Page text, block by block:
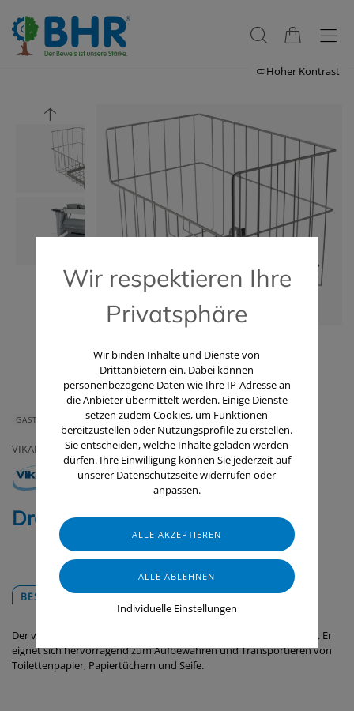
Hoher Kontrast
GASTRONOMIE & HOTELLERIE GERÄTE & ZUBEHÖR
VIKAN
Drahtkorb für Aufbewahrung
BESCHREIBUNG DOWNLOADS
Der vielseitige Drahtkorb bietet Platz für zusätzliche Gegenstände. Er
eignet sich hervorragend zum Aufbewahren und Transportieren von
Toilettenpapier, Papiertüchern und Seife.
Wir respektieren Ihre
Privatsphäre
Wir binden Inhalte und Dienste von
Drittanbietern ein. Dabei können
personenbezogene Daten wie Ihre IP-Adresse an
die Anbieter übermittelt werden. Einige Dienste
setzen zudem Cookies, um Funktionen
bereitzustellen oder Nutzungsprofile zu erstellen.
Sie entscheiden, welche Inhalte geladen werden
dürfen. Ihre Einwilligung können Sie jederzeit auf
unserer Datenschutzseite widerrufen oder
anpassen.
Individuelle Einstellungen